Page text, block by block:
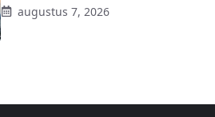
augustus 7, 2026